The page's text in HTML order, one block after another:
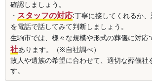
確認しましょう。
・ スタッフの対応:丁寧に接してくれるか
を電話で話してみて判断しましょう。
生駒市では、様々な規模や形式の葬儀に対応
社あります。（※自社調べ）
故人や遺族の希望に合わせて、適切な葬儀社
す。